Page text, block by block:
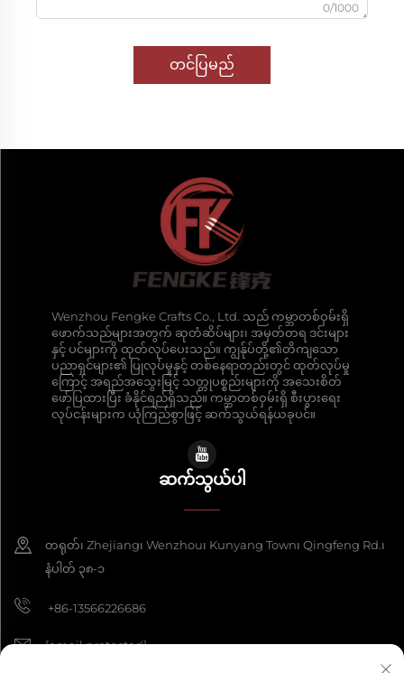
0/1000
တင်ပြမည်
Wenzhou Fengke Crafts Co., Ltd. သည် ကမ္ဘာတစ်ဝှမ်းရှိ
ဖောက်သည်များအတွက် ဆုတံဆိပ်များ၊ အမှတ်တရ ဒင်းများ
နှင့် ပင်များကို ထုတ်လုပ်ပေးသည်။ ကျွန်ုပ်တို့၏တိကျသော
ပညာရှင်များ၏ ပြုလုပ်မှုနှင့် တစ်နေရာတည်းတွင် ထုတ်လုပ်မှု
ကြောင့် အရည်အသွေးမြင့် သတ္တုပစ္စည်းများကို အသေးစိတ်
ဖော်ပြထားပြီး ခံနိုင်ရည်ရှိသည်။ ကမ္ဘာတစ်ဝှမ်းရှိ စီးပွားရေး
လုပ်ငန်းများက ယုံကြည်စွာဖြင့် ဆက်သွယ်ရန်ယခုပင်။
ဆက်သွယ်ပါ
တရုတ်၊ Zhejiang၊ Wenzhou၊ Kunyang Town၊ Qingfeng Rd.၊
နံပါတ် ၃၈-၁
+86-13566226686
[email protected]